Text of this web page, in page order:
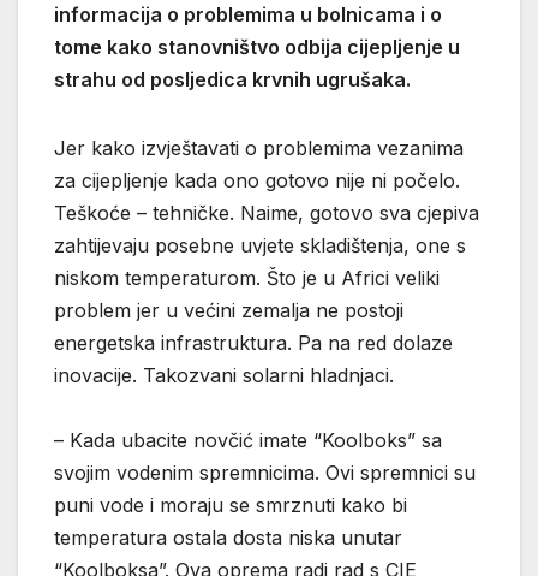
informacija o problemima u bolnicama i o
tome kako stanovništvo odbija cijepljenje u
strahu od posljedica krvnih ugrušaka.
Jer kako izvještavati o problemima vezanima
za cijepljenje kada ono gotovo nije ni počelo.
Teškoće – tehničke. Naime, gotovo sva cjepiva
zahtijevaju posebne uvjete skladištenja, one s
niskom temperaturom. Što je u Africi veliki
problem jer u većini zemalja ne postoji
energetska infrastruktura. Pa na red dolaze
inovacije. Takozvani solarni hladnjaci.
– Kada ubacite novčić imate “Koolboks” sa
svojim vodenim spremnicima. Ovi spremnici su
puni vode i moraju se smrznuti kako bi
temperatura ostala dosta niska unutar
“Koolboksa”. Ova oprema radi rad s CIE